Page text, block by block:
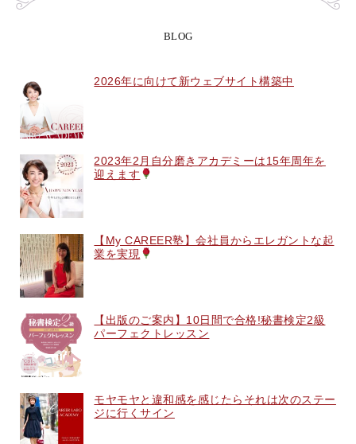
BLOG
2026年に向けて新ウェブサイト構築中
2023年2月自分磨きアカデミーは15年周年を
迎えます
【My CAREER塾】会社員からエレガントな起
業を実現
【出版のご案内】10日間で合格!秘書検定2級
パーフェクトレッスン
モヤモヤと違和感を感じたらそれは次のステー
ジに行くサイン